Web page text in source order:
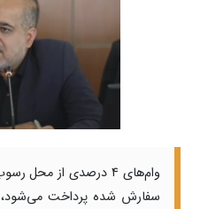
وام‌های ۴ درصدی از محل
سفارش شده پرداخت می‌شود،